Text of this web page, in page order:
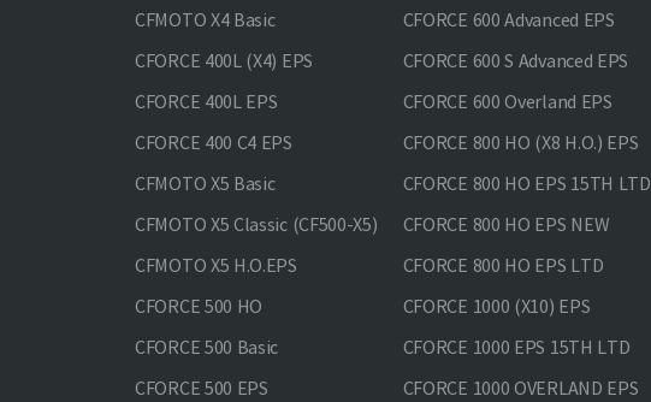
CFMOTO X4 Basic
CFORCE 400L (X4) EPS
CFORCE 400L EPS
CFORCE 400 С4 EPS
CFMOTO X5 Basic
CFMOTO X5 Classic (CF500-X5)
CFMOTO X5 H.O.EPS
CFORCE 500 HO
CFORCE 500 Basic
CFORCE 500 EPS
CFORCE 600 Advanced EPS
CFORCE 600 S Advanced EPS
CFORCE 600 Overland EPS
CFORCE 800 HO (X8 H.O.) EPS
CFORCE 800 HO EPS 15TH LTD
CFORCE 800 HO EPS NEW
CFORCE 800 HO EPS LTD
CFORCE 1000 (X10) EPS
CFORCE 1000 EPS 15TH LTD
CFORCE 1000 OVERLAND EPS